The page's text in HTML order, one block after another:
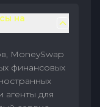
на
MoneySwap
финансовых
агенты для